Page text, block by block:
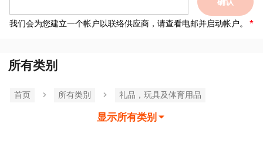
我们会为您建立一个帐户以联络供应商，请查看电邮并启动帐户。
所有类别
首页 所有类別 礼品，玩具及体育用品
显示所有类别